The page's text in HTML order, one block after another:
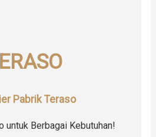
Pabrik Teraso
untuk Berbagai Kebutuhan!